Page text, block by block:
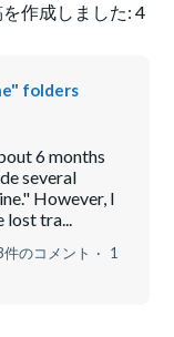
を作成しました:4
folders
6 months
several
However, I
lost tra...
件のコメント
1